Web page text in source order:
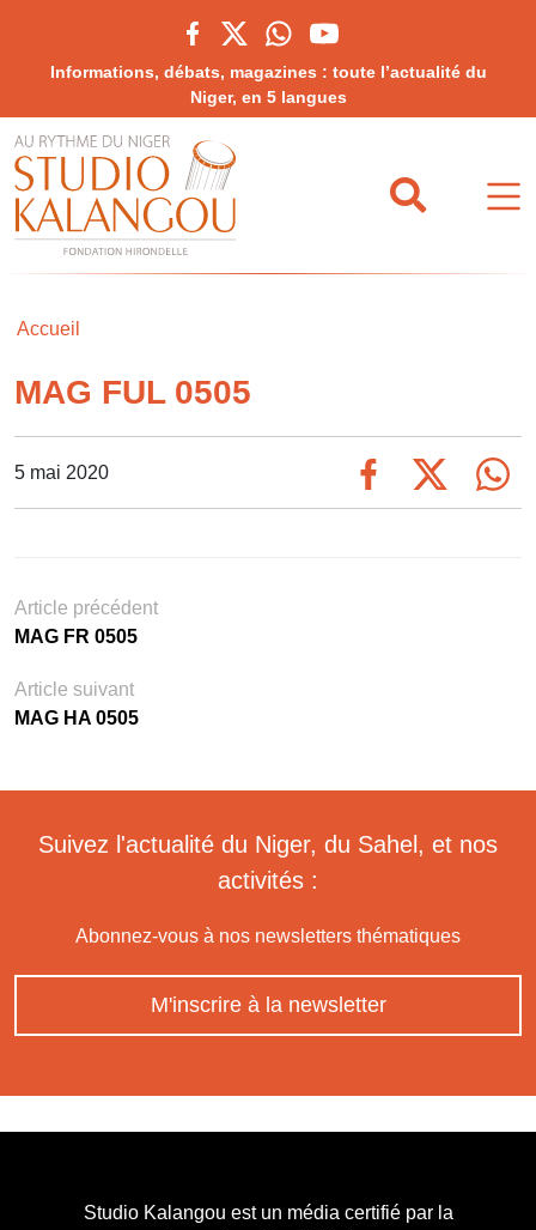
Informations, débats, magazines : toute l’actualité du
Niger, en 5 langues
Accueil
MAG FUL 0505
5 mai 2020
Article précédent
MAG FR 0505
Article suivant
MAG HA 0505
Suivez l'actualité du Niger, du Sahel, et nos
activités :
Abonnez-vous à nos newsletters thématiques
M'inscrire à la newsletter
Studio Kalangou est un média certifié par la